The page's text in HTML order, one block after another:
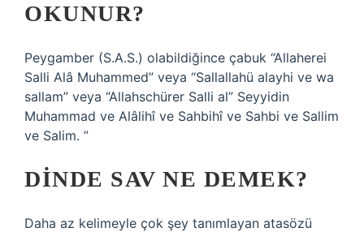
OKUNUR?
Peygamber (S.A.S.) olabildiğince çabuk “Allaherei
Salli Alâ Muhammed” veya “Sallallahü alayhi ve wa
sallam” veya “Allahschürer Salli al” Seyyidin
Muhammad ve Alâlihî ve Sahbihî ve Sahbi ve Sallim
ve Salim. ”
DINDE SAV NE DEMEK?
Daha az kelimeyle çok şey tanımlayan atasözü